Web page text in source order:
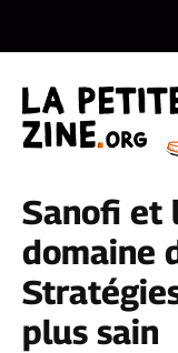
contenu
Sanofi et
domaine
plus sain